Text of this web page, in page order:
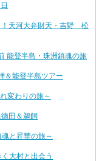
天河大弁財天・吉野 松
能登半島・珠洲鎮魂の旅
＆能登半島ツアー
変わりの旅～
田＆鵜飼
と昇華の旅～
大村と出会う